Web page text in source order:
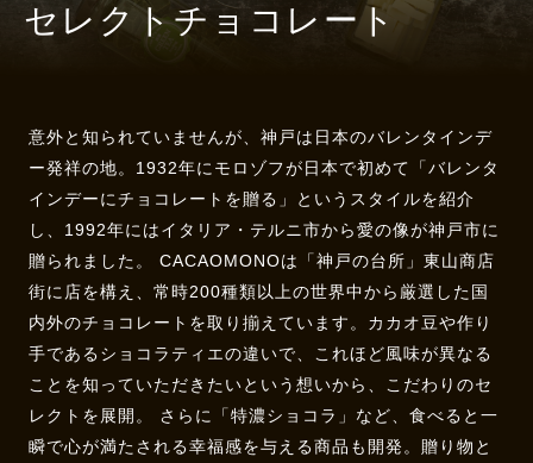
セレクトチョコレート
意外と知られていませんが、神戸は日本のバレンタインデ
ー発祥の地。1932年にモロゾフが日本で初めて「バレンタ
インデーにチョコレートを贈る」というスタイルを紹介
し、1992年にはイタリア・テルニ市から愛の像が神戸市に
贈られました。 CACAOMONOは「神戸の台所」東山商店
街に店を構え、常時200種類以上の世界中から厳選した国
内外のチョコレートを取り揃えています。カカオ豆や作り
手であるショコラティエの違いで、これほど風味が異なる
ことを知っていただきたいという想いから、こだわりのセ
レクトを展開。 さらに「特濃ショコラ」など、食べると一
瞬で心が満たされる幸福感を与える商品も開発。贈り物と